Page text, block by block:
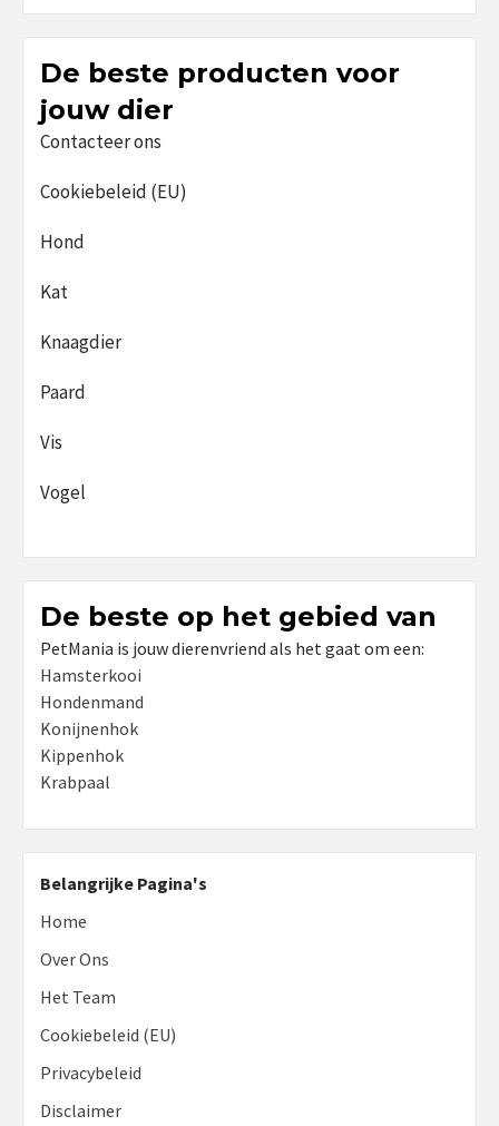
De beste producten voor
jouw dier
Contacteer ons
Cookiebeleid (EU)
Hond
Kat
Knaagdier
Paard
Vis
Vogel
De beste op het gebied van
PetMania is jouw dierenvriend als het gaat om een:
Hamsterkooi
Hondenmand
Konijnenhok
Kippenhok
Krabpaal
Belangrijke Pagina's
Home
Over Ons
Het Team
Cookiebeleid (EU)
Privacybeleid
Disclaimer